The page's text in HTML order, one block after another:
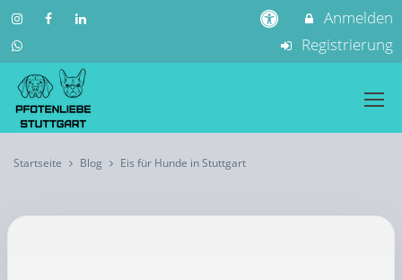
Anmelden
Registrierung
Startseite Blog Eis für Hunde in Stuttgart